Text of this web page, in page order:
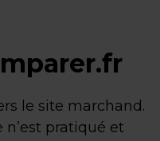
le site marchand.
n’est pratiqué et